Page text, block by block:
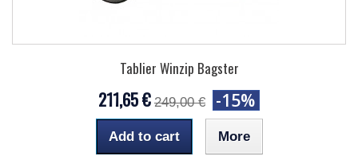
Tablier Winzip Bagster
211,65 € 249,00 € -15%
Add to cart More